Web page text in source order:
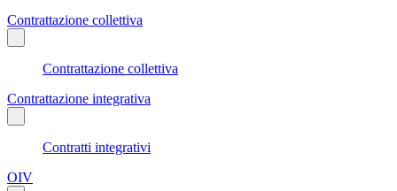
Contrattazione collettiva
Contrattazione collettiva
Contrattazione integrativa
Contratti integrativi
OIV